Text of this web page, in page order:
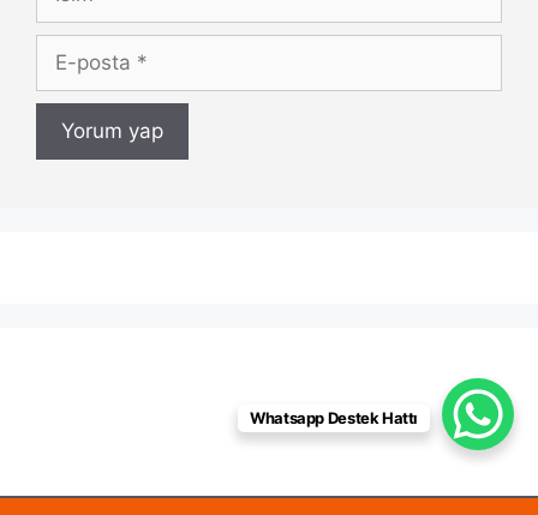
posta
Whatsapp Destek Hattı